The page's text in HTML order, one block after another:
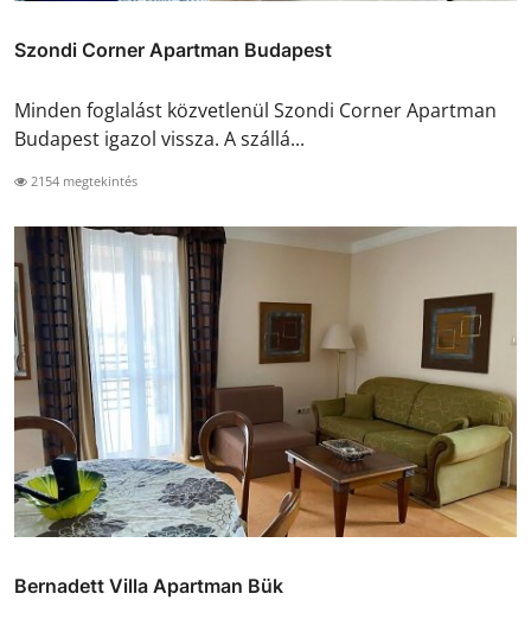
Szondi Corner Apartman Budapest
Minden foglalást közvetlenül Szondi Corner Apartman
Budapest igazol vissza. A szállá...
2154 megtekintés
Bernadett Villa Apartman Bük